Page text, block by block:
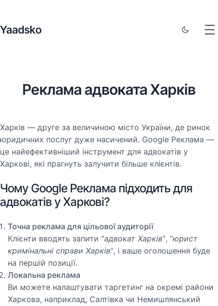
Yaadsko
Реклама адвоката Харків
Харків — друге за величиною місто України, де ринок
юридичних послуг дуже насичений. Google Реклама —
це найефективніший інструмент для адвокатів у
Харкові, які прагнуть залучити більше клієнтів.
Чому Google Реклама підходить для
адвокатів у Харкові?
Точна реклама для цільової аудиторії
Клієнти вводять запити “адвокат Харків”, “юрист
кримінальні справи Харків”, і ваше оголошення буде
на першій позиції.
Локальна реклама
Ви можете налаштувати таргетинг на окремі райони
Харкова, наприклад, Салтівка чи Немишлянський